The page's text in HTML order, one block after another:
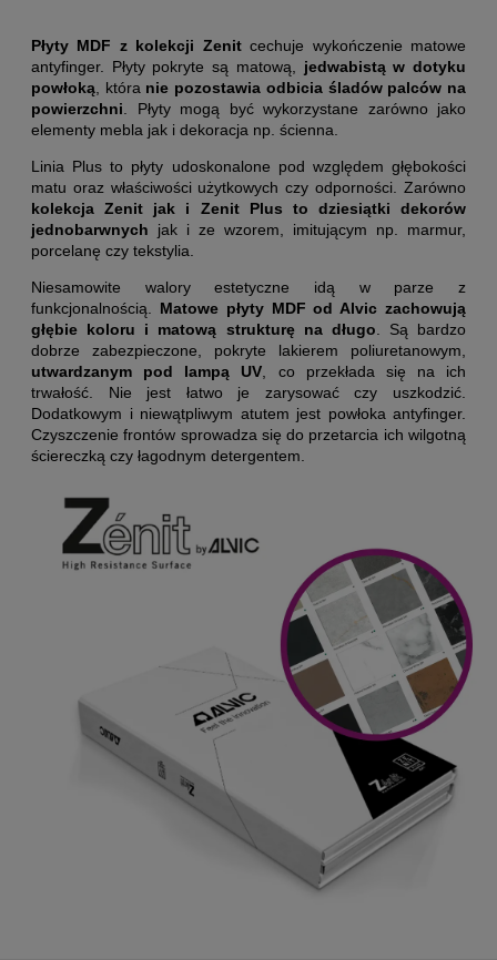
Płyty MDF z kolekcji Zenitcechuje wykończenie matowe
antyfinger. Płyty pokryte są matową, jedwabistą w dotyku
powłoką , która nie pozostawia odbicia śladów palców na
powierzchni . Płyty mogą być wykorzystane zarówno jako
elementy mebla jak i dekoracja np. ścienna.
Linia Plus to płyty udoskonalone pod względem głębokości
matu oraz właściwości użytkowych czy odporności. Zarówno
kolekcja Zenit jak i Zenit Plus to dziesiątki dekorów
jednobarwnych jak i ze wzorem, imitującym np. marmur,
porcelanę czy tekstylia.
Niesamowite walory estetyczne idą w parze z
funkcjonalnością. Matowe płyty MDF od Alvic zachowują
głębie koloru i matową strukturę na długo . Są bardzo
dobrze zabezpieczone, pokryte lakierem poliuretanowym,
utwardzanym pod lampą UV , co przekłada się na ich
trwałość. Nie jest łatwo je zarysować czy uszkodzić.
Dodatkowym i niewątpliwym atutem jest powłoka antyfinger.
Czyszczenie frontów sprowadza się do przetarcia ich wilgotną
ściereczką czy łagodnym detergentem.